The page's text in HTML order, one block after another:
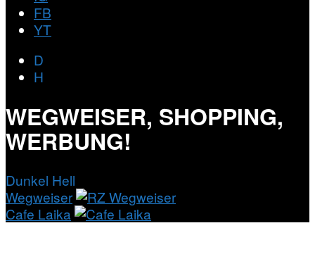
FB
YT
D
H
WEGWEISER, SHOPPING,
WERBUNG!
Dunkel Hell
Wegweiser
Cafe Laika